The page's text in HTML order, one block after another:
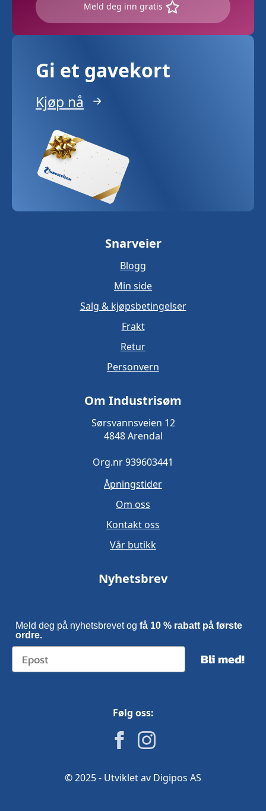
Meld deg inn gratis
Gi et gavekort
Kjøp nå
Snarveier
Blogg
Min side
Salg & kjøpsbetingelser
Frakt
Retur
Personvern
Om Industrisøm
Sørsvannsveien 12
4848 Arendal
Org.nr 939603441
Åpningstider
Om oss
Kontakt oss
Vår butikk
Nyhetsbrev
Meld deg på nyhetsbrevet og få 10 % rabatt på første
ordre.
Bli med!
Følg oss:
© 2025 - Utviklet av Digipos AS